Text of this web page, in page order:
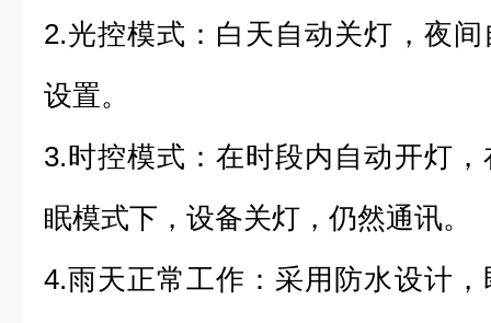
2.光控模式：白天自动关灯，夜
设置。
3.时控模式：在时段内自动开灯
眠模式下，设备关灯，仍然通讯。
4.雨天正常工作：采用防水设计